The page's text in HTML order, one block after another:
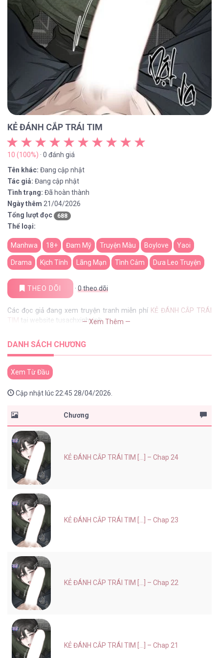
KẺ ĐÁNH CẮP TRÁI TIM
10 (100%) · 0 đánh giá
Tên khác: Đang cập nhật
Tác giả: Đang cập nhật
Tình trạng: Đã hoàn thành
Ngày thêm 21/04/2026
Tổng lượt đọc
688
Thể loại:
Manhwa 18+ Đam Mỹ Truyện Màu Boylove Yaoi
Drama Kịch Tính Lãng Mạn Tình Cảm Dưa Leo Truyện
THEO DÕI · 0theo dõi
Các đọc giả đang xem truyện tranh miễn phí KẺ ĐÁNH CẮP TRÁI
TIM tại website tusachxinhxinh— Xem Thêm —
DANH SÁCH CHƯƠNG
Xem Từ Đầu
Cập nhật lúc 22:45 28/04/2026.
Chương
KẺ ĐÁNH CẮP TRÁI TIM [...] – Chap 24
KẺ ĐÁNH CẮP TRÁI TIM [...] – Chap 23
KẺ ĐÁNH CẮP TRÁI TIM [...] – Chap 22
KẺ ĐÁNH CẮP TRÁI TIM [...] – Chap 21